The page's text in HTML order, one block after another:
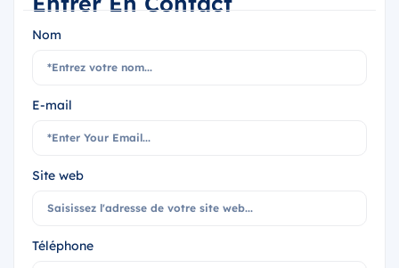
Nom
E-mail
Site web
Téléphone